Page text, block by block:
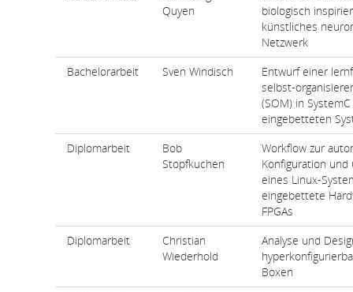
Quyen
biologisch
künstliches
Netzwerk
Bachelorarbeit
Sven Windisch
Entwurf einer
selbst-
(SOM) in
eingebetteten
Diplomarbeit
Bob
Stopfkuchen
Workflow zur
Konfiguration und
eines Linux-
eingebettete
FPGAs
Diplomarbeit
Christian
Wiederhold
Analyse und
Boxen